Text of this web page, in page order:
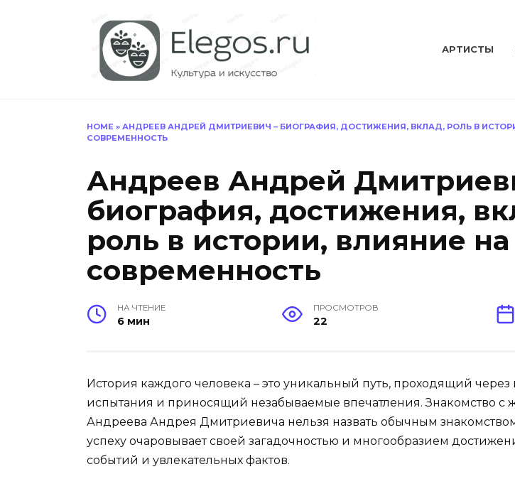
АРТИСТЫ
HOME » АНДРЕЕВ АНДРЕЙ ДМИТРИЕВИЧ – БИОГРАФИЯ, ДОСТИЖЕНИЯ, ВКЛАД, РОЛЬ В
СОВРЕМЕННОСТЬ
Андреев Андрей
биография, достижения,
роль в истории, влияние на
современность
НА ЧТЕНИЕ
6 мин
ПРОСМОТРОВ
22
История каждого человека – это уникальный путь, проходящий через
испытания и приносящий незабываемые впечатления. Знакомство с
Андреева Андрея Дмитриевича нельзя назвать обычным
успеху очаровывает своей загадочностью и многообразием
событий и увлекательных фактов.